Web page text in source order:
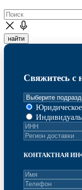
найти
Свяжитесь с
КОНТАКТНАЯ